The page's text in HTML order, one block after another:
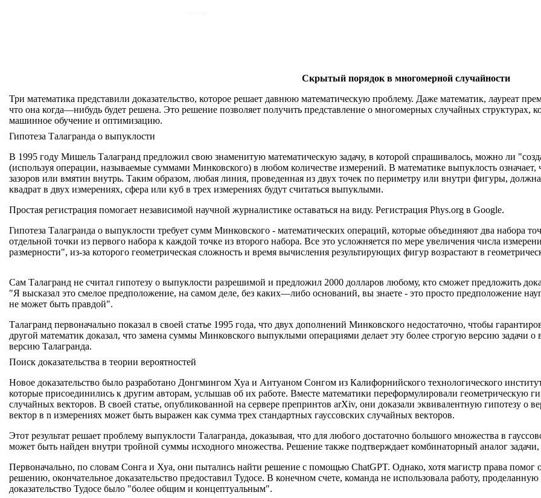
Скрытый порядок в многомерной случайности
Три математика представили доказательство, которое решает давнюю математическую проблему. Даже математик, лауреат
что она когда—нибудь будет решена. Это решение позволяет получить представление о многомерных случайных структурах,
машинное обучение и оптимизацию.
Гипотеза Талагранда о выпуклости
В 1995 году Мишель Талагранд предложил свою знаменитую математическую задачу, в которой спрашивалось, можно ли
(используя операции, называемые суммами Минковского) в любом количестве измерений. В математике выпуклость означает,
зазоров или вмятин внутрь. Таким образом, любая линия, проведенная из двух точек по периметру или внутри фигуры,
квадрат в двух измерениях, сфера или куб в трех измерениях будут считаться выпуклыми.
Простая регистрация помогает независимой научной журналистике оставаться на виду. Регистрация Phys.org в Google.
Гипотеза Талагранда о выпуклости требует сумм Минковского - математических операций, которые объединяют два набора
отдельной точки из первого набора к каждой точке из второго набора. Все это усложняется по мере увеличения числа
размерности", из-за которого геометрическая сложность и время вычисления результирующих фигур возрастают в
Сам Талагранд не считал гипотезу о выпуклости разрешимой и предложил 2000 долларов любому, кто сможет предложить
"Я высказал это смелое предположение, на самом деле, без каких—либо оснований, вы знаете - это просто предположение
не может быть правдой".
Талагранд первоначально показал в своей статье 1995 года, что двух дополнений Минковского недостаточно, чтобы
другой математик доказал, что замена суммы Минковского выпуклыми операциями делает эту более строгую версию
версию Талагранда.
Поиск доказательства в теории вероятностей
Новое доказательство было разработано Донгмингом Хуа и Антуаном Сонгом из Калифорнийского технологического
которые присоединились к другим авторам, услышав об их работе. Вместе математики переформулировали геометрическую
случайных векторов. В своей статье, опубликованной на сервере препринтов arXiv, они доказали эквивалентную гипотезу о
вектор в n измерениях может быть выражен как сумма трех стандартных гауссовских случайных векторов.
Этот результат решает проблему выпуклости Талагранда, доказывая, что для любого достаточно большого множества в
может быть найден внутри тройной суммы исходного множества. Решение также подтверждает комбинаторный аналог
Первоначально, по словам Сонга и Хуа, они пытались найти решение с помощью ChatGPT. Однако, хотя магистр права помог
решению, окончательное доказательство предоставил Тудосе. В конечном счете, команда не использовала работу,
доказательство Тудосе было "более общим и концептуальным".